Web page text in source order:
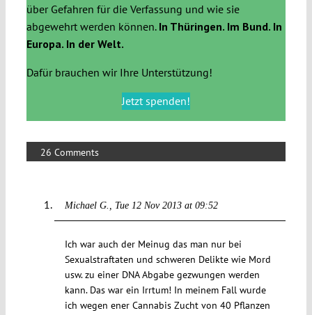
über Gefahren für die Verfassung und wie sie
abgewehrt werden können. In Thüringen. Im Bund. In
Europa. In der Welt.
Dafür brauchen wir Ihre Unterstützung!
Jetzt spenden!
26 Comments
Michael G. Tue 12 Nov 2013 at 09:52
Ich war auch der Meinug das man nur bei
Sexualstraftaten und schweren Delikte wie Mord
usw. zu einer DNA Abgabe gezwungen werden
kann. Das war ein Irrtum! In meinem Fall wurde
ich wegen ener Cannabis Zucht von 40 Pflanzen